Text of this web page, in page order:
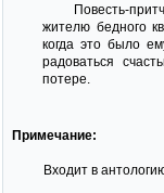
Повесть-
жителю бедного
когда это было
радоваться
потере.
Примечание:
Входит в